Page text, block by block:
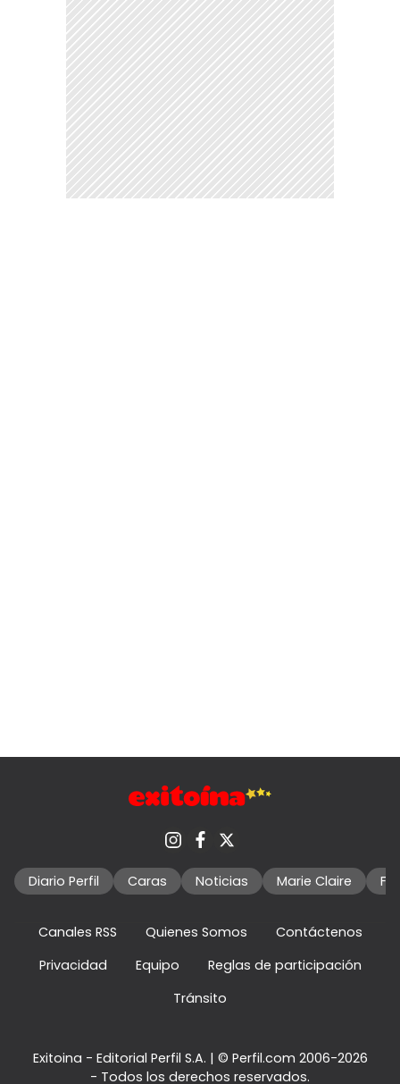
Diario Perfil Caras Noticias Marie Claire
Canales RSS Quienes Somos
Contáctenos
Privacidad
Equipo
Reglas de participación
Tránsito
Exitoina - Editorial Perfil S.A. | © Perfil.com 2006-2026
- Todos los derechos reservados.